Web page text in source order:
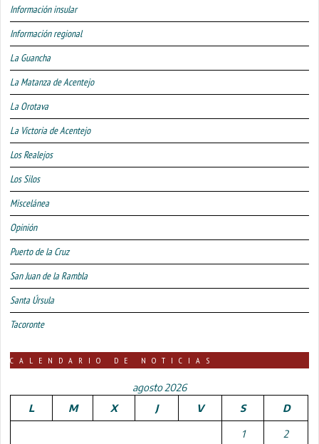
Información insular
Información regional
La Guancha
La Matanza de Acentejo
La Orotava
La Victoria de Acentejo
Los Realejos
Los Silos
Miscelánea
Opinión
Puerto de la Cruz
San Juan de la Rambla
Santa Úrsula
Tacoronte
CALENDARIO DE NOTICIAS
agosto 2026
L
M X J V S D
1 2